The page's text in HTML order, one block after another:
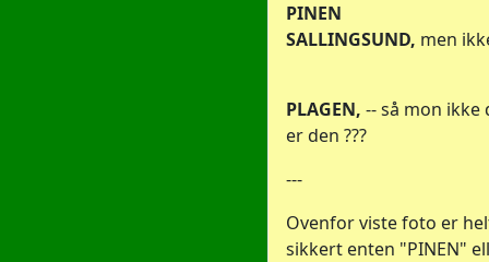
PINEN
SALLINGSUND, men
PLAGEN, -- så mon ikke
er den ???
---
Ovenfor viste foto er
sikkert enten "PINEN"